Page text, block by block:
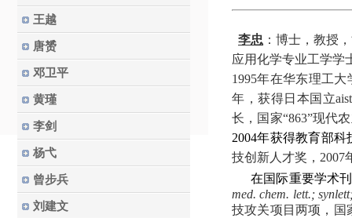
王越
唐赟
邓卫平
黄瑾
李剑
杨弋
曾步兵
刘建文
李忠 ：博士，教授
应用化学专业工学学
1995年在华东理工大
年，获得日本国立aist
长，国家“863”现代
2004年获得教育部科
技创新人才奖， 2007
在国际重要学术
med. chem. lett.;
技攻关项目两项，国